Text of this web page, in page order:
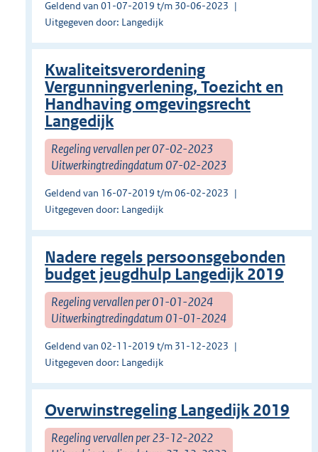
Geldend van 01-07-2019 t/m 30-06-2023
Uitgegeven door: Langedijk
Kwaliteitsverordening
Vergunningverlening, Toezicht en
Handhaving omgevingsrecht
Langedijk
Regeling vervallen per 07-02-2023
Uitwerkingtredingdatum 07-02-2023
Geldend van 16-07-2019 t/m 06-02-2023
Uitgegeven door: Langedijk
Nadere regels persoonsgebonden
budget jeugdhulp Langedijk 2019
Regeling vervallen per 01-01-2024
Uitwerkingtredingdatum 01-01-2024
Geldend van 02-11-2019 t/m 31-12-2023
Uitgegeven door: Langedijk
Overwinstregeling Langedijk 2019
Regeling vervallen per 23-12-2022